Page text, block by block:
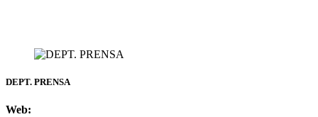
DEPT. PRENSA
Web: